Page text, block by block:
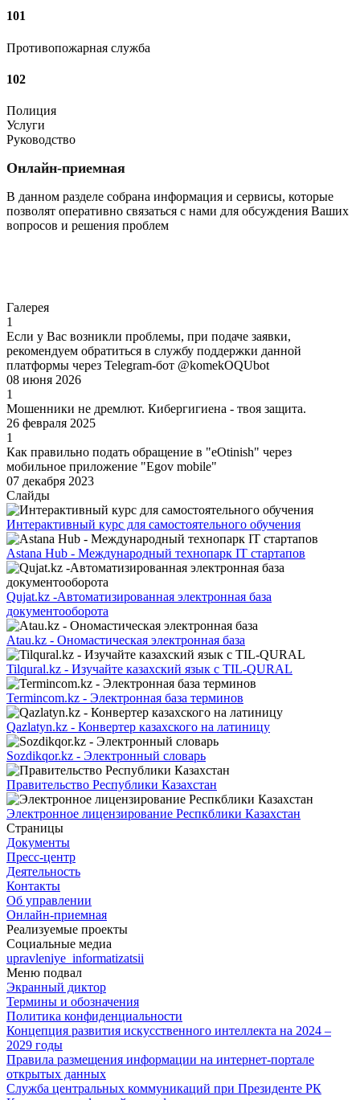
101
Противопожарная служба
102
Полиция
Услуги
Руководство
Онлайн-приемная
В данном разделе собрана информация и сервисы, которые
позволят оперативно связаться с нами для обсуждения Ваших
вопросов и решения проблем
Галерея
1
Если у Вас возникли проблемы, при подаче заявки,
рекомендуем обратиться в службу поддержки данной
платформы через Telegram-бот @komekOQUbot
08 июня 2026
1
Мошенники не дремлют. Кибергигиена - твоя защита.
26 февраля 2025
1
Как правильно подать обращение в "eOtinish" через
мобильное приложение "Egov mobile"
07 декабря 2023
Слайды
Интерактивный курс для самостоятельного обучения
Astana Hub - Международный технопарк IT стартапов
Qujat.kz -Автоматизированная электронная база
документооборота
Atau.kz - Oномастическая электронная база
Tilqural.kz - Изучайте казахский язык с TIL-QURAL
Termincom.kz - Электронная база терминов
Qazlatyn.kz - Конвертер казахского на латиницу
Sozdikqor.kz - Электронный словарь
Правительство Республики Казахстан
Электронное лицензирование Респкблики Казахстан
Страницы
Документы
Пресс-центр
Деятельность
Контакты
Об управлении
Онлайн-приемная
Реализуемые проекты
Социальные медиа
upravleniye_informatizatsii
Меню подвал
Экранный диктор
Термины и обозначения
Политика конфиденциальности
Концепция развития искусственного интеллекта на 2024 –
2029 годы
Правила размещения информации на интернет-портале
открытых данных
Служба центральных коммуникаций при Президенте РК